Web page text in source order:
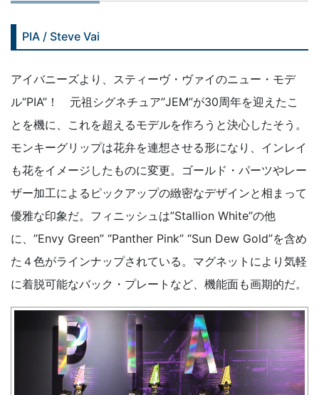
PIA / Steve Vai
アイバニーズより、スティーヴ・ヴァイのニュー・モデ
ル“PIA”！ 元祖シグネチュア”JEM”が30周年を迎えたこ
とを機に、これを超えるモデルを作ろうと決心したそう。
モンキーグリップは花弁を連想させる形になり、インレイ
も花をイメージしたものに変更。ゴールド・パーツやレー
ザー加工によるピックアップの緻密なデザインと相まって
優雅な印象だ。フィニッシュは”Stallion White”の他
に、”Envy Green” “Panther Pink” “Sun Dew Gold”を含め
た４色がラインナップされている。マグネットにより気軽
に着脱可能なバック・プレートなど、機能面も画期的だ。